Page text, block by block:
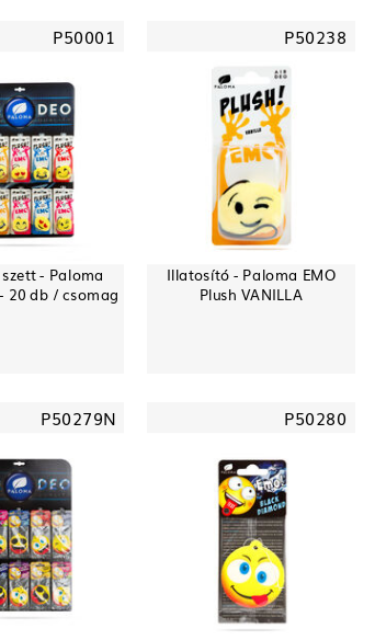
P50001
- Paloma
20 db / csomag
P50238
Illatosító - Paloma EMO
Plush VANILLA
P50279N P50280